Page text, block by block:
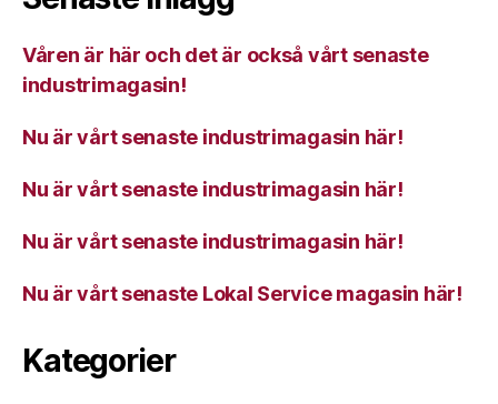
Våren är här och det är också vårt senaste
industrimagasin!
Nu är vårt senaste industrimagasin här!
Nu är vårt senaste industrimagasin här!
Nu är vårt senaste industrimagasin här!
Nu är vårt senaste Lokal Service magasin här!
Kategorier